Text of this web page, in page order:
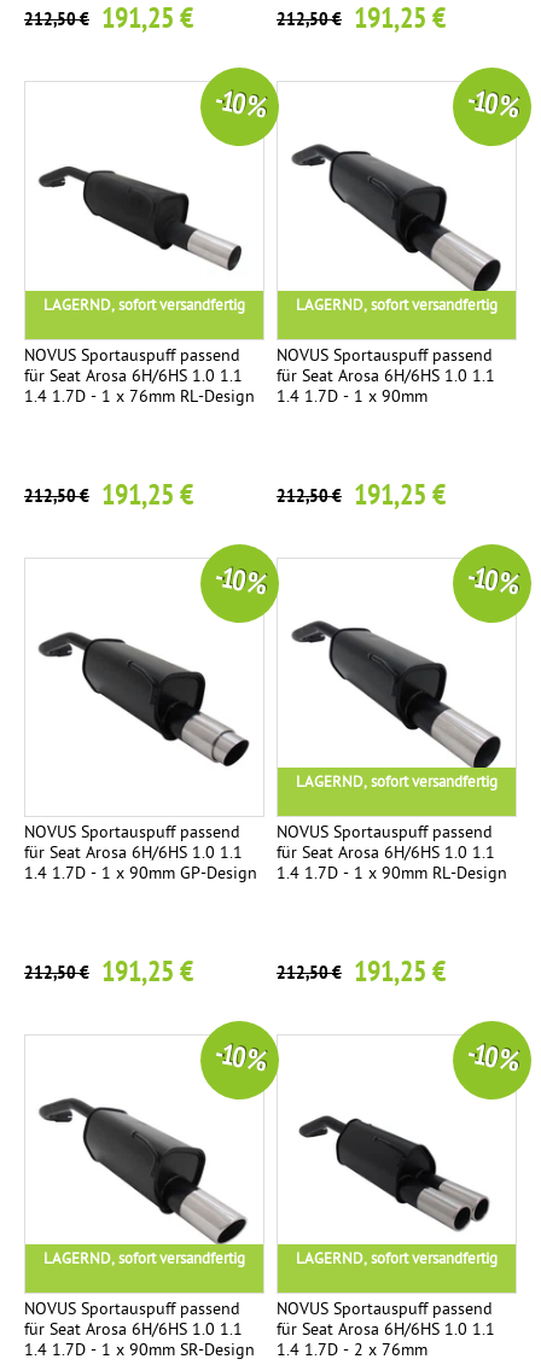
212,50 € 191,25 € 212,50 € 191,25 €
LAGERND, sofort versandfertig
NOVUS Sportauspuff passend
für Seat Arosa 6H/6HS 1.0 1.1
1.4 1.7D - 1 x 76mm RL-Design
212,50 € 191,25 €
-10 %
LAGERND, sofort versandfertig
NOVUS Sportauspuff passend
für Seat Arosa 6H/6HS 1.0 1.1
1.4 1.7D - 1 x 90mm
212,50 € 191,25 €
-10 %
NOVUS Sportauspuff passend
für Seat Arosa 6H/6HS 1.0 1.1
1.4 1.7D - 1 x 90mm GP-Design
212,50 € 191,25 €
-10 %
LAGERND, sofort versandfertig
NOVUS Sportauspuff passend
für Seat Arosa 6H/6HS 1.0 1.1
1.4 1.7D - 1 x 90mm RL-Design
212,50 € 191,25 €
-10 %
LAGERND, sofort versandfertig
NOVUS Sportauspuff passend
für Seat Arosa 6H/6HS 1.0 1.1
1.4 1.7D - 1 x 90mm SR-Design
-10 %
LAGERND, sofort versandfertig
NOVUS Sportauspuff passend
für Seat Arosa 6H/6HS 1.0 1.1
1.4 1.7D - 2 x 76mm
-10 %